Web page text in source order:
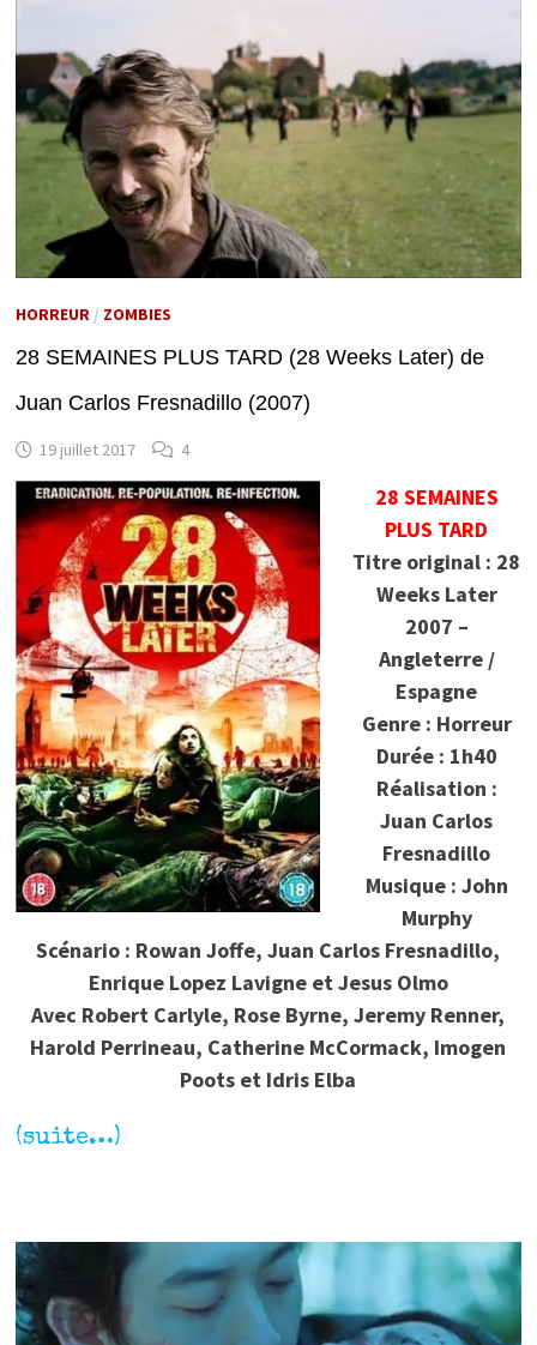
HORREUR/ ZOMBIES
28 SEMAINES PLUS TARD (28 Weeks Later) de
Juan Carlos Fresnadillo (2007)
19 juillet 2017 4
28 SEMAINES
PLUS TARD
Titre original : 28
Weeks Later
2007 –
Angleterre /
Espagne
Genre : Horreur
Durée : 1h40
Réalisation :
Juan Carlos
Fresnadillo
Musique : John
Murphy
Scénario : Rowan Joffe, Juan Carlos Fresnadillo,
Enrique Lopez Lavigne et Jesus Olmo
Avec Robert Carlyle, Rose Byrne, Jeremy Renner,
Harold Perrineau, Catherine McCormack, Imogen
Poots et Idris Elba
(suite…)